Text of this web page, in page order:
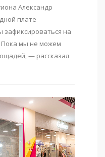
Александр
плате
зафиксироваться на
Пока мы не можем
— рассказал